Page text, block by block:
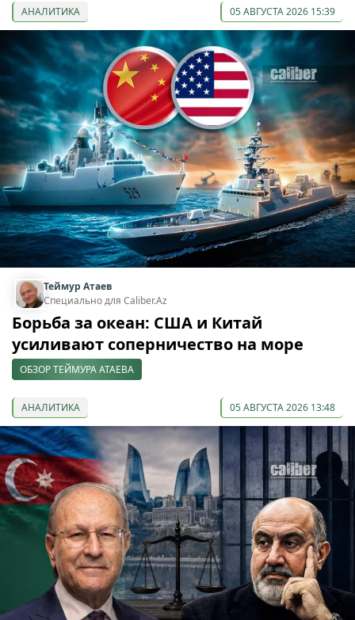
АНАЛИТИКА 05 АВГУСТА 2026 15:39
Теймур Атаев
Специально для Caliber.Az
Борьба за океан: США и Китай
усиливают соперничество на море
ОБЗОР ТЕЙМУРА АТАЕВА
АНАЛИТИКА 05 АВГУСТА 2026 13:48